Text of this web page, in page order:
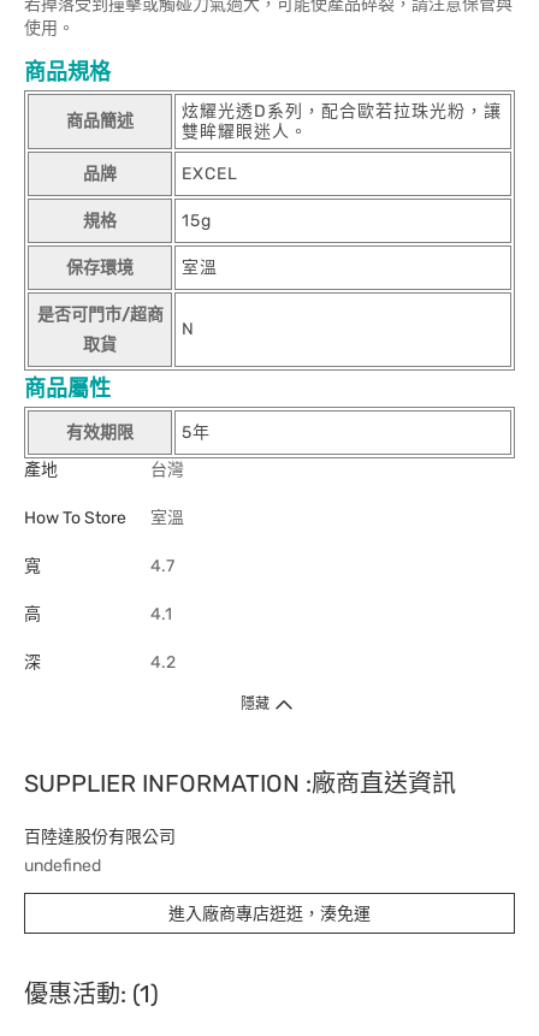
若掉落受到撞擊或觸碰力氣過大，可能使產品碎裂，請注意保管與
使用。
商品規格
商品簡述
炫耀光透D系列，配合歐若拉珠光粉，讓
雙眸耀眼迷人。
品牌 EXCEL
規格 15g
保存環境 室溫
是否可門市/超商
取貨
N
商品屬性
有效期限
5年
產地
台灣
How To Store 室溫
寬 4.7
高 4.1
深 4.2
隱藏
SUPPLIER INFORMATION :廠商直送資訊
百陸達股份有限公司
undefined
進入廠商專店逛逛，湊免運
優惠活動: (1)